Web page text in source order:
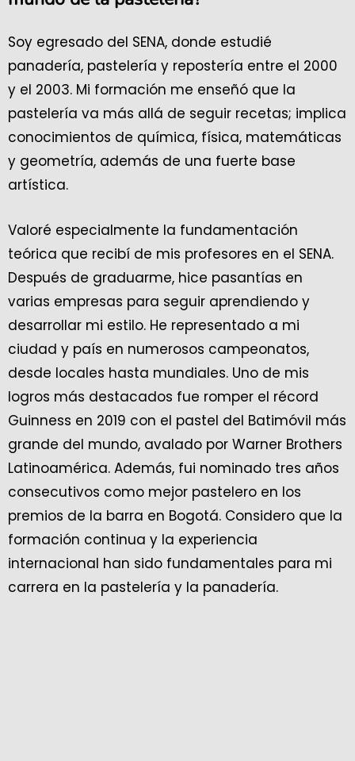
Soy egresado del SENA, donde estudié
panadería, pastelería y repostería entre el 2000
y el 2003. Mi formación me enseñó que la
pastelería va más allá de seguir recetas; implica
conocimientos de química, física, matemáticas
y geometría, además de una fuerte base
artística.
Valoré especialmente la fundamentación
teórica que recibí de mis profesores en el SENA.
Después de graduarme, hice pasantías en
varias empresas para seguir aprendiendo y
desarrollar mi estilo. He representado a mi
ciudad y país en numerosos campeonatos,
desde locales hasta mundiales. Uno de mis
logros más destacados fue romper el récord
Guinness en 2019 con el pastel del Batimóvil más
grande del mundo, avalado por Warner Brothers
Latinoamérica. Además, fui nominado tres años
consecutivos como mejor pastelero en los
premios de la barra en Bogotá. Considero que la
formación continua y la experiencia
internacional han sido fundamentales para mi
carrera en la pastelería y la panadería.